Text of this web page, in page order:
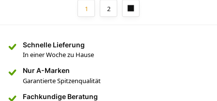
1 2
Schnelle Lieferung
In einer Woche zu Hause
Nur A-Marken
Garantierte Spitzenqualität
Fachkundige Beratung